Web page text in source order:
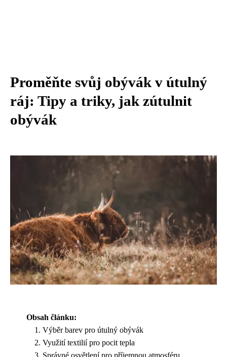
Proměňte svůj obývák v útulný
ráj: Tipy a triky, jak zútulnit
obývák
Obsah článku:
Výběr barev pro útulný obývák
Využití textilií pro pocit tepla
Správné osvětlení pro příjemnou atmosféru